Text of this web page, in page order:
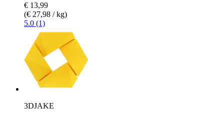
€ 13,99
(€ 27,98 / kg)
5.0 (1)
3DJAKE